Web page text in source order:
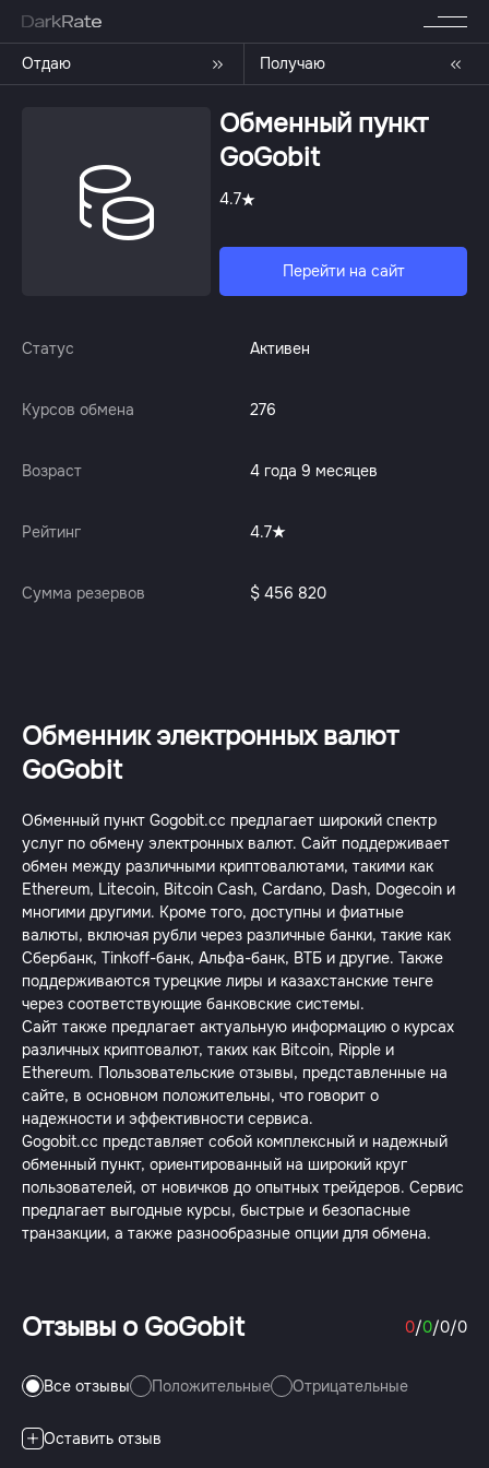
Отдаю Получаю
Обменный пункт
GoGobit
4.7
Перейти на сайт
Статус Активен
Курсов обмена 276
Возраст 4 года 9 месяцев
Рейтинг 4.7
Сумма резервов $ 456 820
Обменник электронных валют
GoGobit
Обменный пункт Gogobit.cc предлагает широкий спектр
услуг по обмену электронных валют. Сайт поддерживает
обмен между различными криптовалютами, такими как
Ethereum, Litecoin, Bitcoin Cash, Cardano, Dash, Dogecoin и
многими другими. Кроме того, доступны и фиатные
валюты, включая рубли через различные банки, такие как
Сбербанк, Tinkoff-банк, Альфа-банк, ВТБ и другие. Также
поддерживаются турецкие лиры и казахстанские тенге
через соответствующие банковские системы.
Сайт также предлагает актуальную информацию о курсах
различных криптовалют, таких как Bitcoin, Ripple и
Ethereum. Пользовательские отзывы, представленные на
сайте, в основном положительны, что говорит о
надежности и эффективности сервиса.
Gogobit.cc представляет собой комплексный и надежный
обменный пункт, ориентированный на широкий круг
пользователей, от новичков до опытных трейдеров. Сервис
предлагает выгодные курсы, быстрые и безопасные
транзакции, а также разнообразные опции для обмена.
Отзывы о GoGobit 0/0/0/0
Все отзывы Положительные Отрицательные
Оставить отзыв